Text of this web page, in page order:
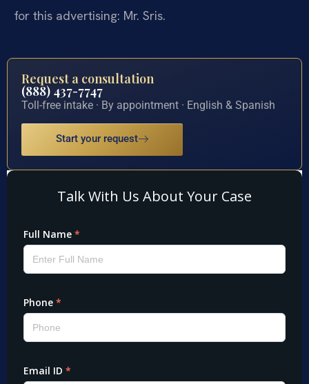
for this advertising: Mr. Sris.
Request a consultation
(888) 437-7747
Toll-free intake · By appointment · English & Spanish
Start your request